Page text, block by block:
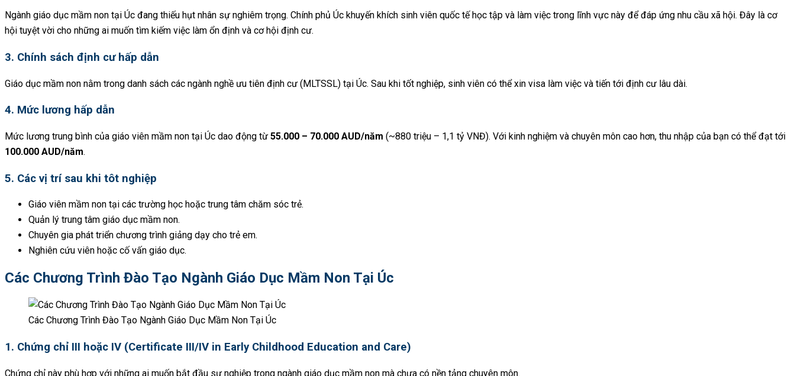
Ngành giáo dục mầm non tại Úc đang thiếu hụt nhân sự nghiêm trọng. Chính phủ Úc khuyến khích sinh viên quốc tế học tập và làm việc trong lĩnh vực này để đáp ứng nhu cầu xã hội. Đây là cơ
hội tuyệt vời cho những ai muốn tìm kiếm việc làm ổn định và cơ hội định cư.
3. Chính sách định cư hấp dẫn
Giáo dục mầm non nằm trong danh sách các ngành nghề ưu tiên định cư (MLTSSL) tại Úc. Sau khi tốt nghiệp, sinh viên có thể xin visa làm việc và tiến tới định cư lâu dài.
4. Mức lương hấp dẫn
Mức lương trung bình của giáo viên mầm non tại Úc dao động từ 55.000 – 70.000 AUD/năm (~880 triệu – 1,1 tỷ VNĐ). Với kinh nghiệm và chuyên môn cao hơn, thu nhập của bạn có thể đạt tới
100.000 AUD/năm.
5. Các vị trí sau khi tôt nghiệp
Giáo viên mầm non tại các trường học hoặc trung tâm chăm sóc trẻ.
Quản lý trung tâm giáo dục mầm non.
Chuyên gia phát triển chương trình giảng dạy cho trẻ em.
Nghiên cứu viên hoặc cố vấn giáo dục.
Các Chương Trình Đào Tạo Ngành Giáo Dục Mầm Non Tại Úc
Các Chương Trình Đào Tạo Ngành Giáo Dục Mầm Non Tại Úc
1. Chứng chỉ III hoặc IV (Certificate III/IV in Early Childhood Education and Care)
Chứng chỉ này phù hợp với những ai muốn bắt đầu sự nghiệp trong ngành giáo dục mầm non mà chưa có nền tảng chuyên môn.